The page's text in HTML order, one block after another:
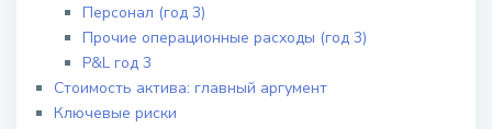
Персонал (год 3)
Прочие операционные расходы (год 3)
P&L год 3
Стоимость актива: главный аргумент
Ключевые риски